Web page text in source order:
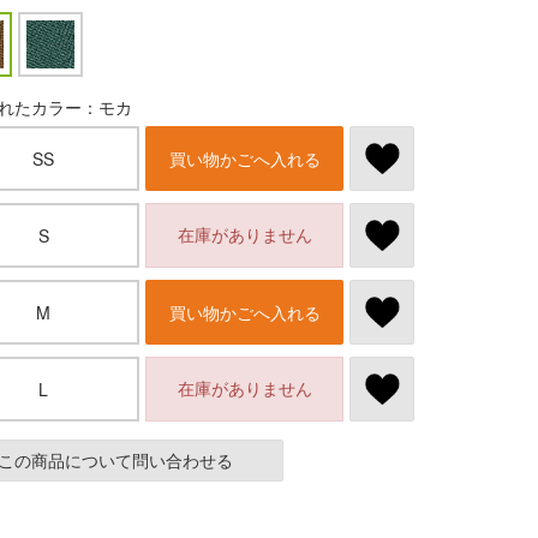
たカラー：モカ
SS 買い物かごへ入れる
S 在庫がありません
M 買い物かごへ入れる
L 在庫がありません
の商品について問い合わせる